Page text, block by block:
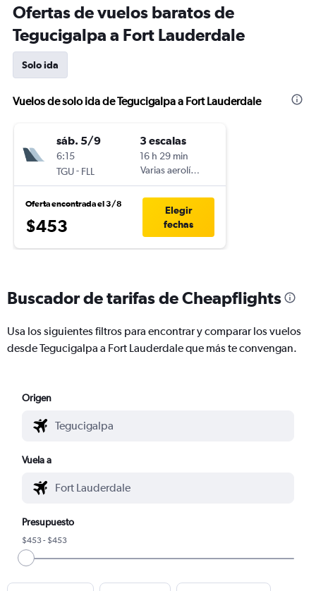
Ofertas de vuelos baratos de
Tegucigalpa a Fort Lauderdale
Solo ida
Vuelos de solo ida de Tegucigalpa a Fort Lauderdale
sáb. 5/9
6:15
TGU- FLL
3 escalas
16 h 29 min
Varias aerolíneas
Oferta encontrada el 3/8
$453
Elegir
fechas
Buscador de tarifas de Cheapflights
Usa los siguientes filtros para encontrar y comparar los vuelos
desde Tegucigalpa a Fort Lauderdale que más te convengan.
Origen
Vuela a
Presupuesto
$453 - $453